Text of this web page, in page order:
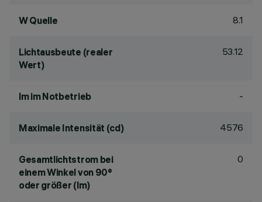
W Quelle 8.1
Lichtausbeute (realer
Wert)
53.12
lm im Notbetrieb -
Maximale Intensität (cd) 4576
Gesamtlichtstrom bei
einem Winkel von 90°
oder größer (lm)
0